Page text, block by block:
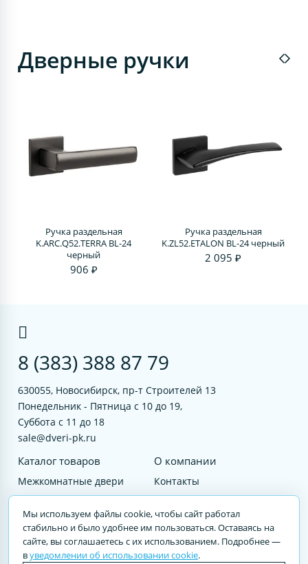
Дверные ручки
Ручка раздельная
K.ARC.Q52.TERRA BL-24
черный
906 ₽
Ручка раздельная
K.ZL52.ETALON BL-24 черный
2 095 ₽
8 (383) 388 87 79
630055, Новосибирск, пр-т Строителей 13
Понедельник - Пятница с 10 до 19,
Суббота с 11 до 18
sale@dveri-pk.ru
Каталог товаров
Межкомнатные двери
Входные двери
Услуги
О компании
Контакты
Мы используем файлы cookie, чтобы сайт работал
стабильно и было удобнее им пользоваться. Оставаясь на
сайте, вы соглашаетесь с их использованием. Подробнее —
вуведомлении об использовании cookie.